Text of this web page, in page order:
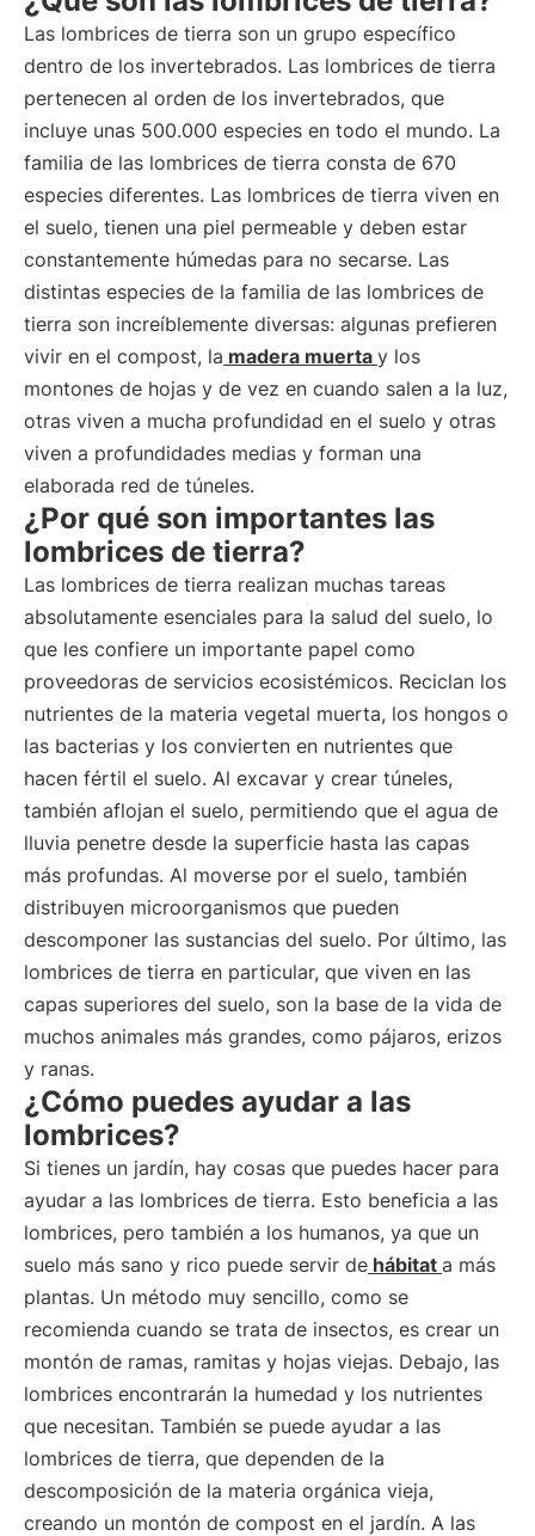
Las lombrices de tierra son un grupo específico
dentro de los invertebrados. Las lombrices de tierra
pertenecen al orden de los invertebrados, que
incluye unas 500.000 especies en todo el mundo. La
familia de las lombrices de tierra consta de 670
especies diferentes. Las lombrices de tierra viven en
el suelo, tienen una piel permeable y deben estar
constantemente húmedas para no secarse. Las
distintas especies de la familia de las lombrices de
tierra son increíblemente diversas: algunas prefieren
vivir en el compost, la madera muerta y los
montones de hojas y de vez en cuando salen a la luz,
otras viven a mucha profundidad en el suelo y otras
viven a profundidades medias y forman una
elaborada red de túneles.
¿Por qué son importantes las
lombrices de tierra?
Las lombrices de tierra realizan muchas tareas
absolutamente esenciales para la salud del suelo, lo
que les confiere un importante papel como
proveedoras de servicios ecosistémicos. Reciclan los
nutrientes de la materia vegetal muerta, los hongos o
las bacterias y los convierten en nutrientes que
hacen fértil el suelo. Al excavar y crear túneles,
también aflojan el suelo, permitiendo que el agua de
lluvia penetre desde la superficie hasta las capas
más profundas. Al moverse por el suelo, también
distribuyen microorganismos que pueden
descomponer las sustancias del suelo. Por último, las
lombrices de tierra en particular, que viven en las
capas superiores del suelo, son la base de la vida de
muchos animales más grandes, como pájaros, erizos
y ranas.
¿Cómo puedes ayudar a las
lombrices?
Si tienes un jardín, hay cosas que puedes hacer para
ayudar a las lombrices de tierra. Esto beneficia a las
lombrices, pero también a los humanos, ya que un
suelo más sano y rico puede servir de hábitat a más
plantas. Un método muy sencillo, como se
recomienda cuando se trata de insectos, es crear un
montón de ramas, ramitas y hojas viejas. Debajo, las
lombrices encontrarán la humedad y los nutrientes
que necesitan. También se puede ayudar a las
lombrices de tierra, que dependen de la
descomposición de la materia orgánica vieja,
creando un montón de compost en el jardín. A las